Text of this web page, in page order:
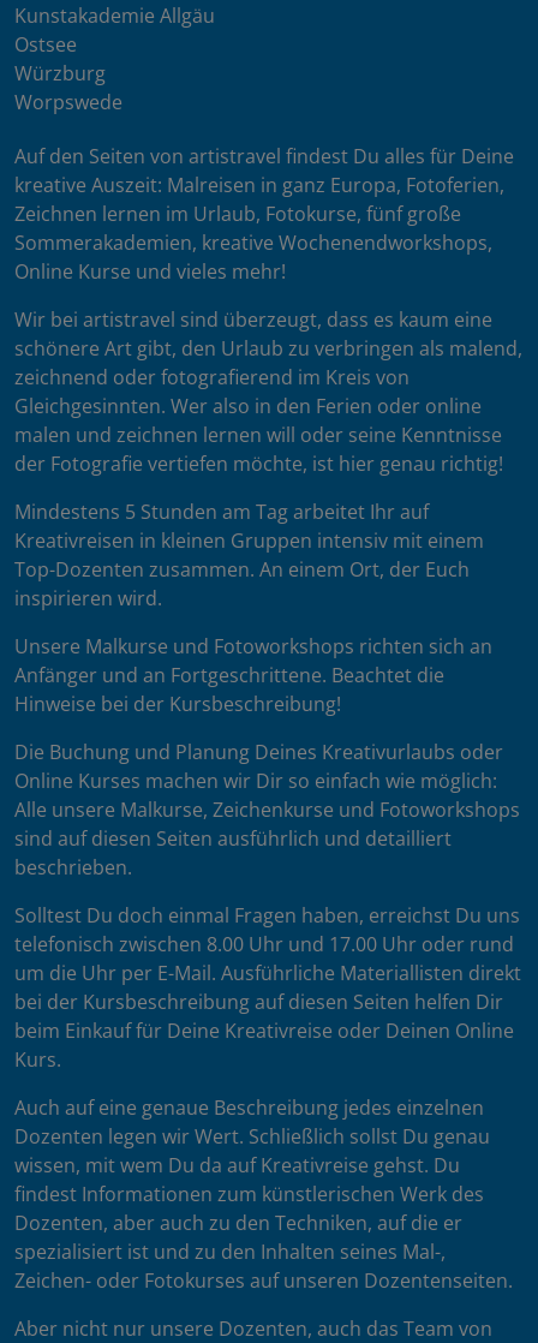
Kunstakademie Allgäu
Ostsee
Würzburg
Worpswede
Auf den Seiten von artistravel findest Du alles für Deine
kreative Auszeit: Malreisen in ganz Europa, Fotoferien,
Zeichnen lernen im Urlaub, Fotokurse, fünf große
Sommerakademien, kreative Wochenendworkshops,
Online Kurse und vieles mehr!
Wir bei artistravel sind überzeugt, dass es kaum eine
schönere Art gibt, den Urlaub zu verbringen als malend,
zeichnend oder fotografierend im Kreis von
Gleichgesinnten. Wer also in den Ferien oder online
malen und zeichnen lernen will oder seine Kenntnisse
der Fotografie vertiefen möchte, ist hier genau richtig!
Mindestens 5 Stunden am Tag arbeitet Ihr auf
Kreativreisen in kleinen Gruppen intensiv mit einem
Top-Dozenten zusammen. An einem Ort, der Euch
inspirieren wird.
Unsere Malkurse und Fotoworkshops richten sich an
Anfänger und an Fortgeschrittene. Beachtet die
Hinweise bei der Kursbeschreibung!
Die Buchung und Planung Deines Kreativurlaubs oder
Online Kurses machen wir Dir so einfach wie möglich:
Alle unsere Malkurse, Zeichenkurse und Fotoworkshops
sind auf diesen Seiten ausführlich und detailliert
beschrieben.
Solltest Du doch einmal Fragen haben, erreichst Du uns
telefonisch zwischen 8.00 Uhr und 17.00 Uhr oder rund
um die Uhr per E-Mail. Ausführliche Materiallisten direkt
bei der Kursbeschreibung auf diesen Seiten helfen Dir
beim Einkauf für Deine Kreativreise oder Deinen Online
Kurs.
Auch auf eine genaue Beschreibung jedes einzelnen
Dozenten legen wir Wert. Schließlich sollst Du genau
wissen, mit wem Du da auf Kreativreise gehst. Du
findest Informationen zum künstlerischen Werk des
Dozenten, aber auch zu den Techniken, auf die er
spezialisiert ist und zu den Inhalten seines Mal-,
Zeichen- oder Fotokurses auf unseren Dozentenseiten.
Aber nicht nur unsere Dozenten, auch das Team von